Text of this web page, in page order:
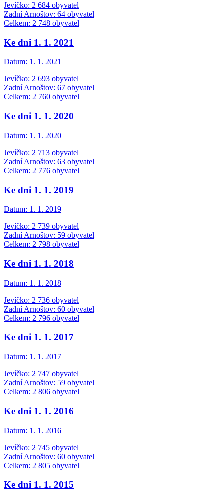
Jevíčko: 2 684 obyvatel
Zadní Arnoštov: 64 obyvatel
Celkem: 2 748 obyvatel
Ke dni 1. 1. 2021
Datum: 1. 1. 2021
Jevíčko: 2 693 obyvatel
Zadní Arnoštov: 67 obyvatel
Celkem: 2 760 obyvatel
Ke dni 1. 1. 2020
Datum: 1. 1. 2020
Jevíčko: 2 713 obyvatel
Zadní Arnoštov: 63 obyvatel
Celkem: 2 776 obyvatel
Ke dni 1. 1. 2019
Datum: 1. 1. 2019
Jevíčko: 2 739 obyvatel
Zadní Arnoštov: 59 obyvatel
Celkem: 2 798 obyvatel
Ke dni 1. 1. 2018
Datum: 1. 1. 2018
Jevíčko: 2 736 obyvatel
Zadní Arnoštov: 60 obyvatel
Celkem: 2 796 obyvatel
Ke dni 1. 1. 2017
Datum: 1. 1. 2017
Jevíčko: 2 747 obyvatel
Zadní Arnoštov: 59 obyvatel
Celkem: 2 806 obyvatel
Ke dni 1. 1. 2016
Datum: 1. 1. 2016
Jevíčko: 2 745 obyvatel
Zadní Arnoštov: 60 obyvatel
Celkem: 2 805 obyvatel
Ke dni 1. 1. 2015